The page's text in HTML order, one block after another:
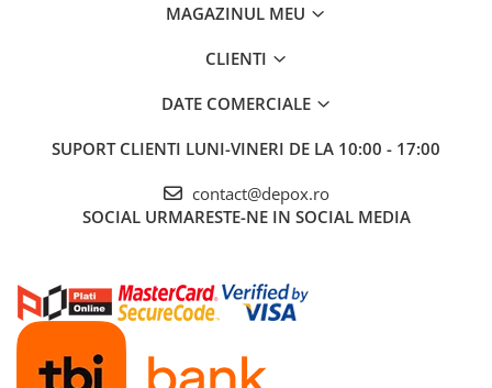
MAGAZINUL MEU
CLIENTI
DATE COMERCIALE
SUPORT CLIENTI LUNI-VINERI DE LA 10:00 - 17:00
contact@depox.ro
SOCIAL URMARESTE-NE IN SOCIAL MEDIA